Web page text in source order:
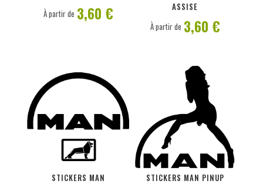
À partir de 3,60 €
ASSISE
À partir de 3,60 €
STICKERS MAN STICKERS MAN PINUP
PERSONNALISER